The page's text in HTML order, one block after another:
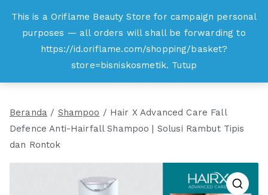
This is a Oriflame Beauty Store for campaign personal
purposes — all orders will shall be forwarding to
https://id.oriflame.com/shopping/basket?
store=bisniskosmetik. Tutup
konten
Oriflame
Belanja Online dan Peluang Usaha Produk
Kecantikan
Beranda / Shampoo / Hair X Advanced Care Fall
Defence Anti-Hairfall Shampoo | Solusi Rambut Tipis
dan Rontok